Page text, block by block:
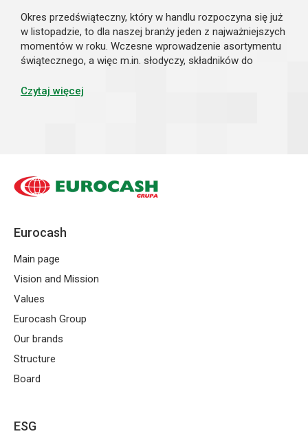
Okres przedświąteczny, który w handlu rozpoczyna się już
w listopadzie, to dla naszej branży jeden z najważniejszych
momentów w roku. Wczesne wprowadzenie asortymentu
świątecznego, a więc m.in. słodyczy, składników do
upominkowych i ozdób, b...
Czytaj więcej
Eurocash
Main page
Vision and Mission
Values
Eurocash Group
Our brands
Structure
Board
ESG